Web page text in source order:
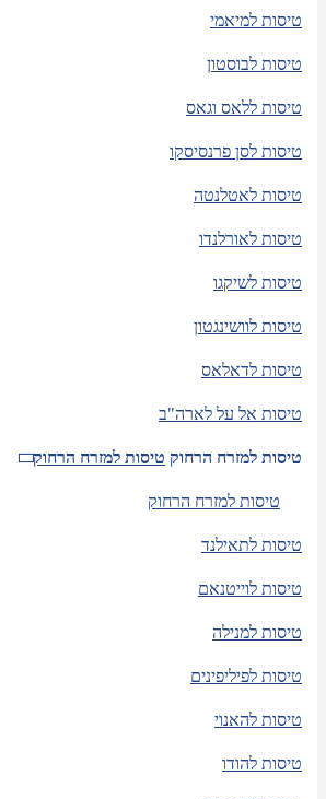
טיסות למיאמי
טיסות לבוסטון
טיסות ללאס וגאס
טיסות לסן פרנסיסקו
טיסות לאטלנטה
טיסות לאורלנדו
טיסות לשיקגו
טיסות לוושינגטון
טיסות לדאלאס
טיסות אל על לארה"ב
טיסות למזרח הרחוק טיסות למזרח הרחוק
טיסות למזרח הרחוק
טיסות לתאילנד
טיסות לוייטנאם
טיסות למנילה
טיסות לפיליפינים
טיסות להאנוי
טיסות להודו